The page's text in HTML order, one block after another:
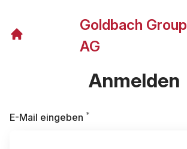
Goldbach Group
AG
Anmelden
E-Mail eingeben *